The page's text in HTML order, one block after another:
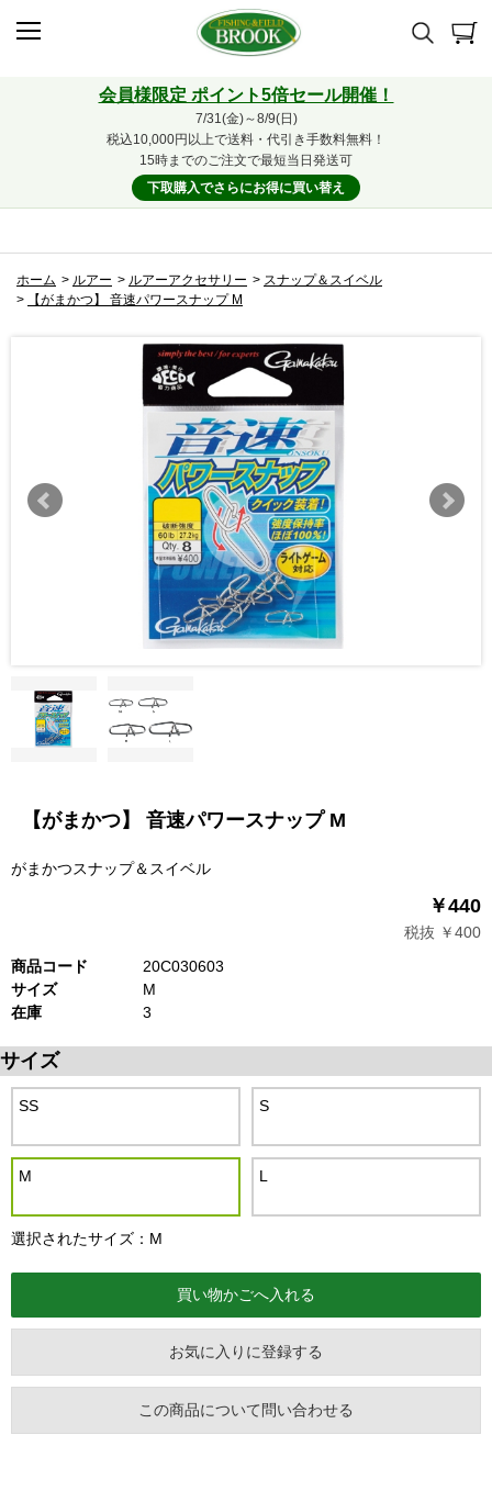
会員様限定 ポイント5倍セール開催！
7/31(金)～8/9(日)
税込10,000円以上で送料・代引き手数料無料！
15時までのご注文で最短当日発送可
下取購入でさらにお得に買い替え
ホーム > ルアー > ルアーアクセサリー > スナップ＆スイベル
>
【がまかつ】 音速パワースナップ M
【がまかつ】 音速パワースナップ M
がまかつスナップ＆スイベル
￥440
税抜 ￥400
商品コード
20C030603
サイズ
M
在庫
3
サイズ
SS S
M L
選択されたサイズ：M
お気に入りに登録する
この商品について問い合わせる